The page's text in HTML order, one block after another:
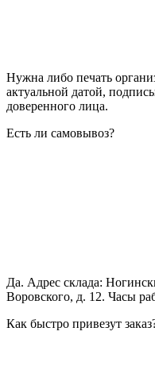
Нужна либо печать
актуальной датой,
доверенного лица.
Есть ли самовывоз?
Да. Адрес склада:
Воровского, д. 12. Часы
Как быстро привезут